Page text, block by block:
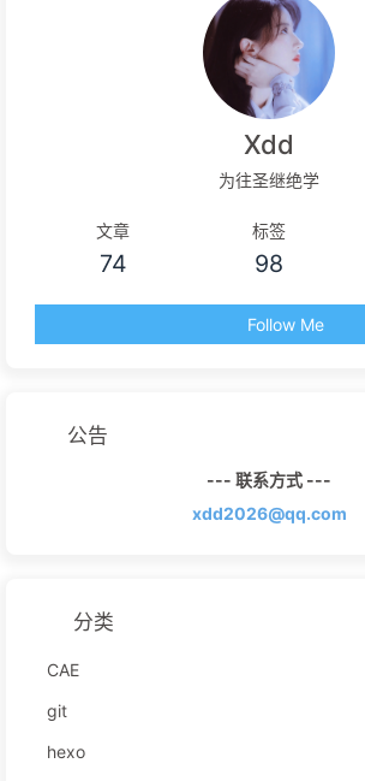
Xdd
为往圣继绝学
文章
74
标签
98
Follow Me
公告
--- 联系方式 ---
xdd2026@qq.com
分类
CAE
git
hexo